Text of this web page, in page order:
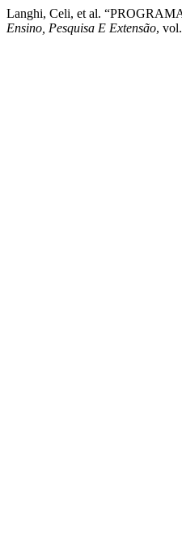
Langhi, Celi, et al.
Ensino, Pesquisa E Extensão,